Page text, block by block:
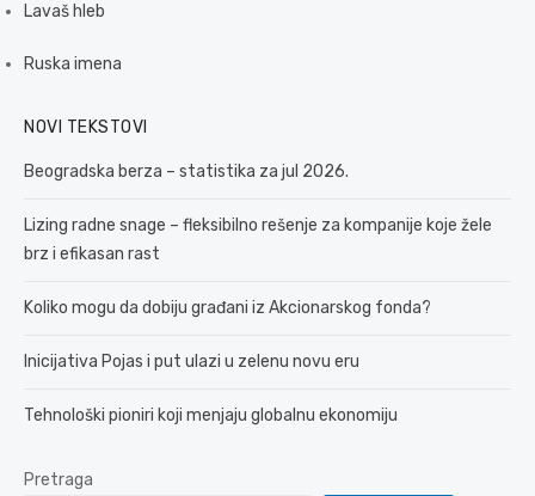
Lavaš hleb
Ruska imena
NOVI TEKSTOVI
Beogradska berza – statistika za jul 2026.
Lizing radne snage – fleksibilno rešenje za kompanije koje žele
brz i efikasan rast
Koliko mogu da dobiju građani iz Akcionarskog fonda?
Inicijativa Pojas i put ulazi u zelenu novu eru
Tehnološki pioniri koji menjaju globalnu ekonomiju
Pretraga